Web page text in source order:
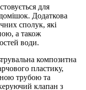
для
Додаткова
сполук, які
а також
води.
композитна
пластику,
трубою та
клапан з